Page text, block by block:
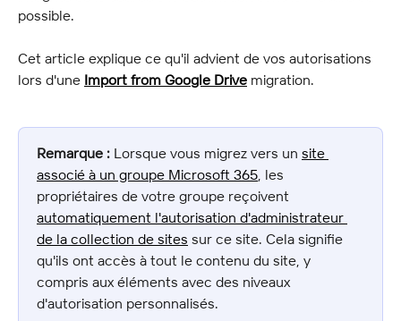
possible.
Cet article explique ce qu'il advient de vos autorisations
lors d'une Import from Google Drive migration.
Remarque : Lorsque vous migrez vers un site
associé à un groupe Microsoft 365 , les
propriétaires de votre groupe reçoivent
automatiquement l'autorisation d'administrateur
de la collection de sites sur ce site. Cela signifie
qu'ils ont accès à tout le contenu du site, y
compris aux éléments avec des niveaux
d'autorisation personnalisés.